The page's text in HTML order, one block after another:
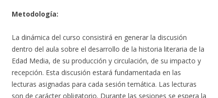
Metodología:
La dinámica del curso consistirá en generar la discusión
dentro del aula sobre el desarrollo de la historia literaria de la
Edad Media, de su producción y circulación, de su impacto y
recepción. Esta discusión estará fundamentada en las
lecturas asignadas para cada sesión temática. Las lecturas
son de carácter obligatorio. Durante las sesiones se espera la